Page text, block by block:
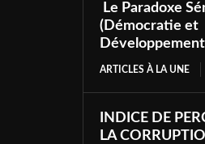
Le Paradoxe
(Démocratie et
ARTICLES À LA UNE
INDICE DE
LA